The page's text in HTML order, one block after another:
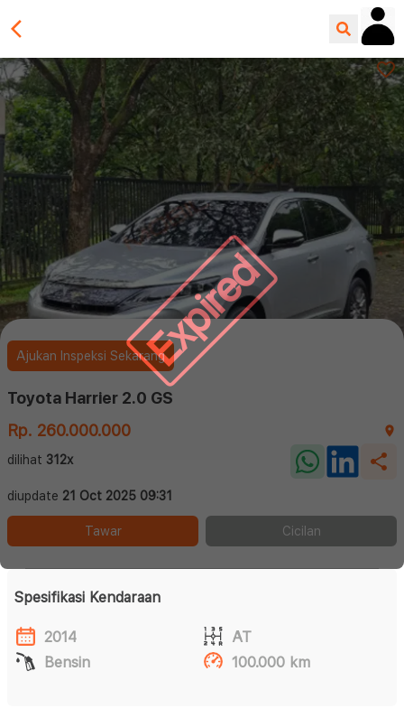
Expired
Ajukan Inspeksi Sekarang
Toyota Harrier 2.0 GS
Rp. 260.000.000
dilihat 312x
diupdate 21 Oct 2025 09:31
Tawar Cicilan
Spesifikasi Kendaraan
2014
AT
Bensin
100.000 km